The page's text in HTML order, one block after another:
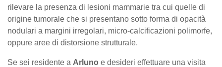
rilevare la presenza di lesioni mammarie tra cui quelle di
origine tumorale che si presentano sotto forma di opacità
nodulari a margini irregolari, micro-calcificazioni polimorfe,
oppure aree di distorsione strutturale.
Se sei residente a Arluno e desideri effettuare una visita